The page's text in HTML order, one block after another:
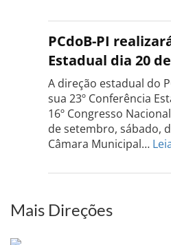
PCdoB-PI
Estadual dia 20
A direção estadual do
sua 23º Conferência
16º Congresso
de setembro, sábado,
Câmara Municipal…
Mais Direções